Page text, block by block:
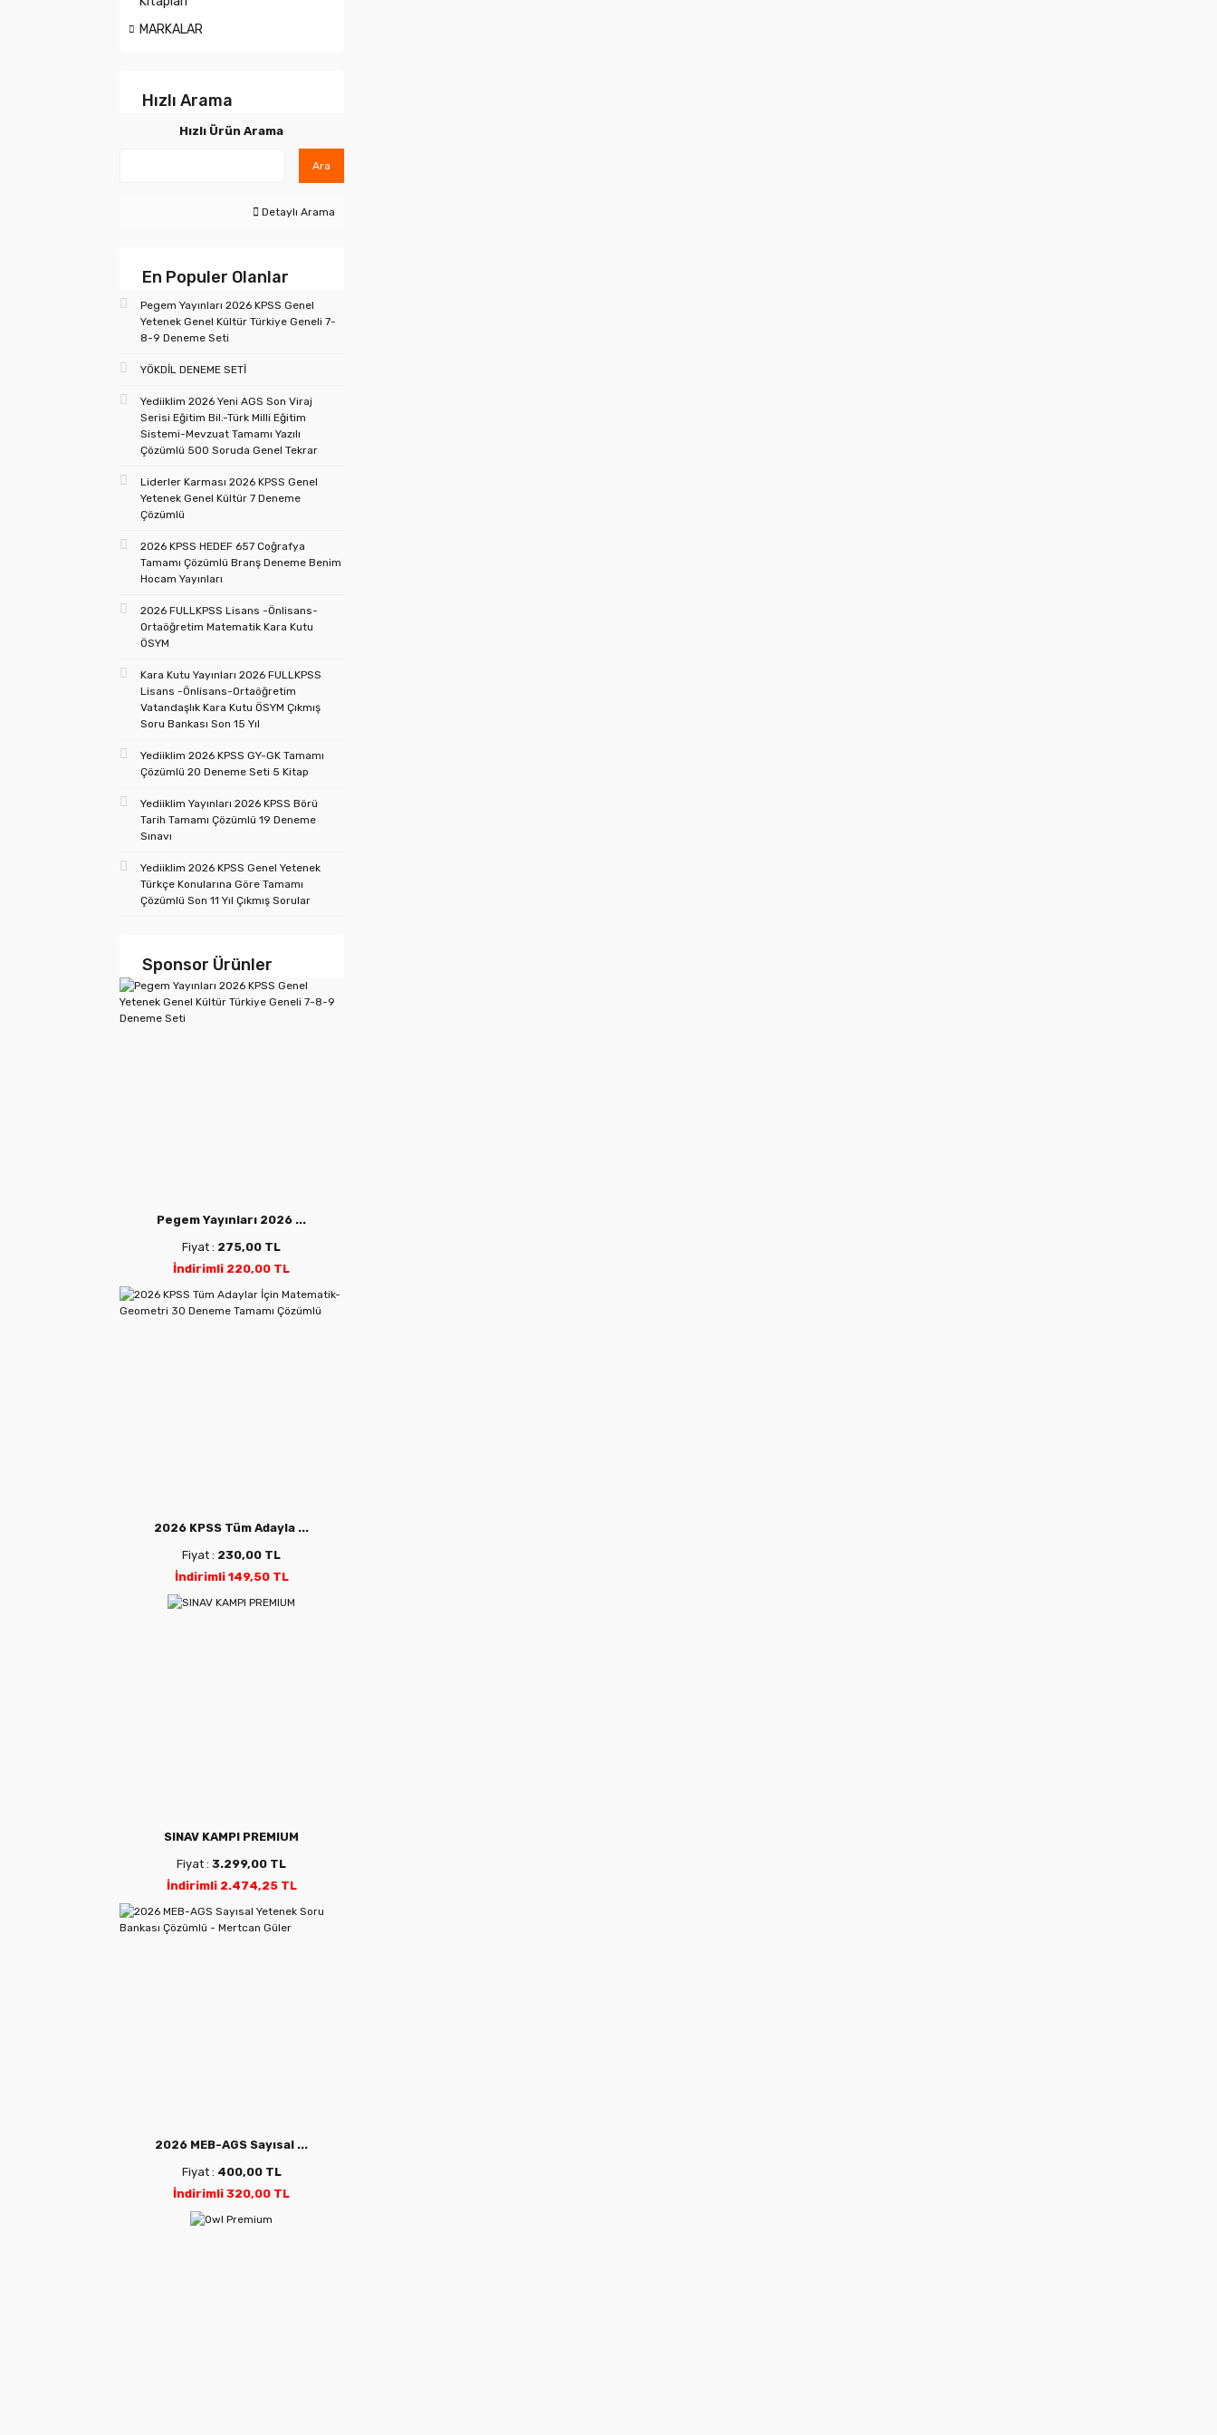
MARKALAR
Hızlı Arama
Hızlı Ürün Arama
Ara
Detaylı Arama
En Populer Olanlar
Pegem Yayınları 2026 KPSS Genel
Yetenek Genel Kültür Türkiye Geneli 7-
8-9 Deneme Seti
YÖKDİL DENEME SETİ
Yediiklim 2026 Yeni AGS Son Viraj
Serisi Eğitim Bil.-Türk Milli Eğitim
Sistemi-Mevzuat Tamamı Yazılı
Çözümlü 500 Soruda Genel Tekrar
Liderler Karması 2026 KPSS Genel
Yetenek Genel Kültür 7 Deneme
Çözümlü
2026 KPSS HEDEF 657 Coğrafya
Tamamı Çözümlü Branş Deneme Benim
Hocam Yayınları
2026 FULLKPSS Lisans -Önlisans-
Ortaöğretim Matematik Kara Kutu
ÖSYM
Kara Kutu Yayınları 2026 FULLKPSS
Lisans -Önlisans-Ortaöğretim
Vatandaşlık Kara Kutu ÖSYM Çıkmış
Soru Bankası Son 15 Yıl
Yediiklim 2026 KPSS GY-GK Tamamı
Çözümlü 20 Deneme Seti 5 Kitap
Yediiklim Yayınları 2026 KPSS Börü
Tarih Tamamı Çözümlü 19 Deneme
Sınavı
Yediiklim 2026 KPSS Genel Yetenek
Türkçe Konularına Göre Tamamı
Çözümlü Son 11 Yıl Çıkmış Sorular
Sponsor Ürünler
Pegem Yayınları 2026 ...
Fiyat : 275,00 TL
İndirimli 220,00 TL
2026 KPSS Tüm Adayla ...
Fiyat : 230,00 TL
İndirimli 149,50 TL
SINAV KAMPI PREMIUM
Fiyat :3.299,00 TL
İndirimli 2.474,25 TL
2026 MEB-AGS Sayısal ...
Fiyat : 400,00 TL
İndirimli 320,00 TL